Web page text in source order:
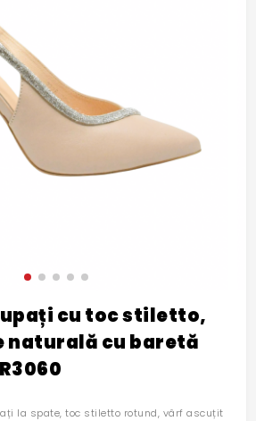
cu toc stiletto,
naturală cu baretă
la spate, toc stiletto rotund, vârf ascuțit